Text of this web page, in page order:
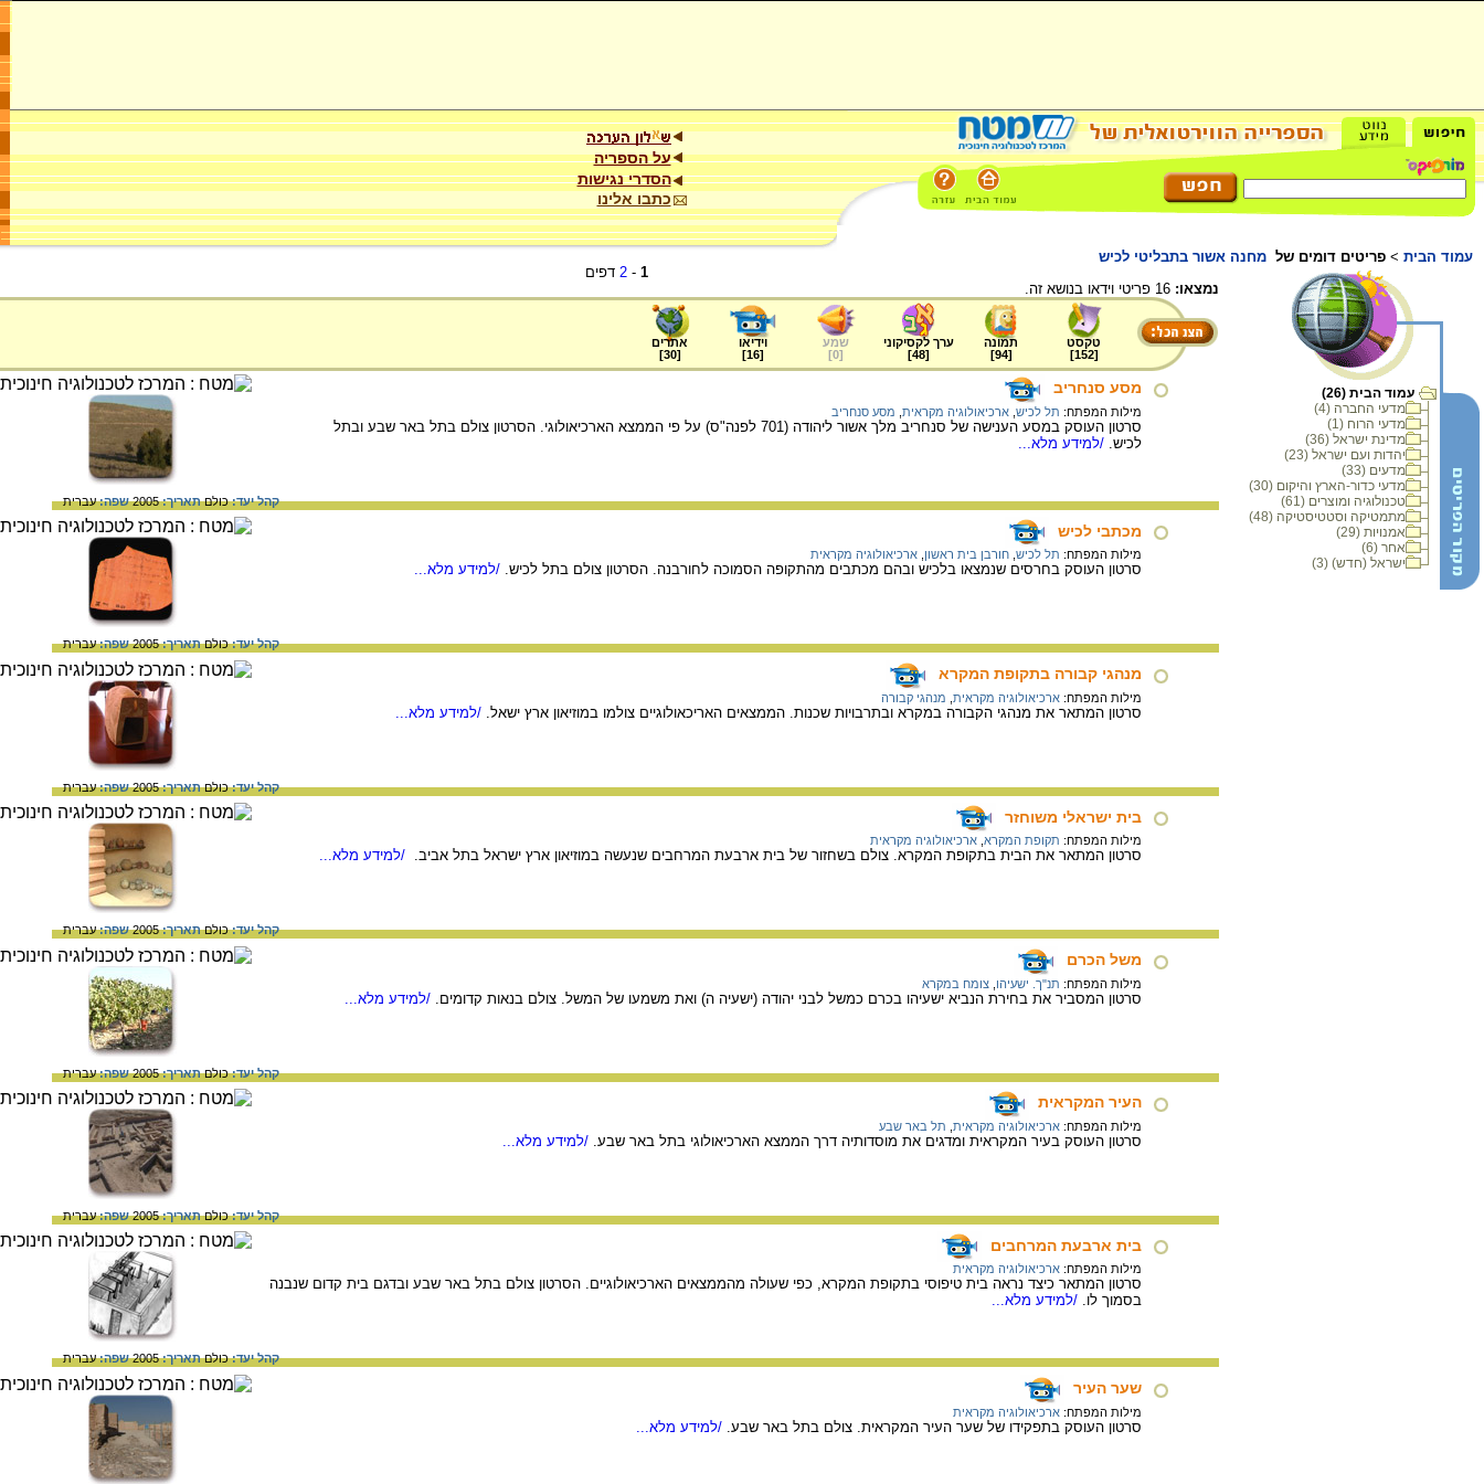
על הספריה
הסדרי נגישות
כתבו אלינו
עמוד הבית > פריטים דומים של מחנה אשור בתבליטי לכיש
עמוד הבית (26)
מדעי החברה (4)
מדעי הרוח (1)
מדינת ישראל (36)
יהדות ועם ישראל (23)
מדעים (33)
מדעי כדור-הארץ והיקום (30)
טכנולוגיה ומוצרים (61)
מתמטיקה וסטטיסטיקה (48)
אמנויות (29)
אחר (6)
ישראל (חדש) (3)
1
-
2 דפים
נמצאו:
טקסט
[
152
]
תמונה
[
94
]
ערך לקסיקוני
[
48
]
שמע
[
0
]
וידיאו
[
16
]
אתרים
[
30
]
מסע סנחריב
מילות המפתח: תל לכיש ארכיאולוגיה מקראית מסע סנחריב
סרטון העוסק במסע הענישה של סנחריב מלך אשור ליהודה (701 לפנה"ס) על פי הממצא הארכיאולוגי. הסרטון צולם בתל באר שבע ובתל
לכיש. /למידע מלא...
קהל יעד:כולםתאריך:2005 שפה:עברית
מכתבי לכיש
מילות המפתח: תל לכיש חורבן בית ראשון ארכיאולוגיה מקראית
סרטון העוסק בחרסים שנמצאו בלכיש ובהם מכתבים מהתקופה הסמוכה לחורבנה. הסרטון צולם בתל לכיש. /למידע מלא...
קהל יעד:כולםתאריך:2005 שפה:עברית
מנהגי קבורה בתקופת המקרא
מילות המפתח: ארכיאולוגיה מקראית מנהגי קבורה
סרטון המתאר את מנהגי הקבורה במקרא ובתרבויות שכנות. הממצאים האריכאולוגיים צולמו במוזיאון ארץ ישאל. /למידע מלא...
קהל יעד:כולםתאריך:2005 שפה:עברית
בית ישראלי משוחזר
מילות המפתח: תקופת המקרא ארכיאולוגיה מקראית
סרטון המתאר את הבית בתקופת המקרא. צולם בשחזור של בית ארבעת המרחבים שנעשה במוזיאון ארץ ישראל בתל אביב. /למידע מלא...
קהל יעד:כולםתאריך:2005 שפה:עברית
משל הכרם
מילות המפתח: תנ"ך. ישעיהו צומח במקרא
סרטון המסביר את בחירת הנביא ישעיהו בכרם כמשל לבני יהודה (ישעיה ה) ואת משמעו של המשל. צולם בנאות קדומים. /למידע מלא...
קהל יעד:כולםתאריך:2005 שפה:עברית
העיר המקראית
מילות המפתח: ארכיאולוגיה מקראית תל באר שבע
סרטון העוסק בעיר המקראית ומדגים את מוסדותיה דרך הממצא הארכיאולוגי בתל באר שבע. /למידע מלא...
קהל יעד:כולםתאריך:2005 שפה:עברית
בית ארבעת המרחבים
מילות המפתח: ארכיאולוגיה מקראית
סרטון המתאר כיצד נראה בית טיפוסי בתקופת המקרא, כפי שעולה מהממצאים הארכיאולוגיים. הסרטון צולם בתל באר שבע ובדגם בית קדום שנבנה
בסמוך לו. /למידע מלא...
קהל יעד:כולםתאריך:2005 שפה:עברית
שער העיר
מילות המפתח: ארכיאולוגיה מקראית
סרטון העוסק בתפקידו של שער העיר המקראית. צולם בתל באר שבע. /למידע מלא...